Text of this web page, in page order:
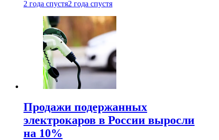
2 года спустя2 года спустя
Продажи подержанных
электрокаров в России выросли
на 10%